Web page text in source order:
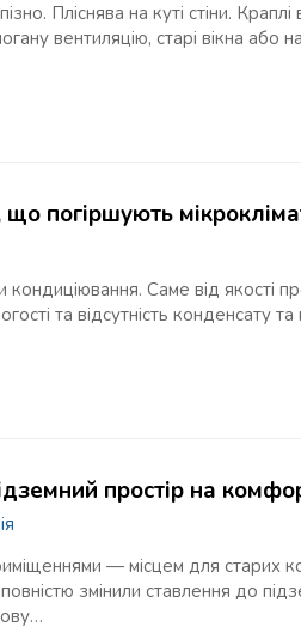
Пліснява на куті стіни.
вентиляцію, старі вікна або
погіршують
Саме від якості
та відсутність конденсату та
простір на
— місцем для старих
змінили ставлення до